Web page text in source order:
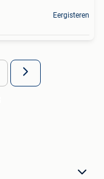
Eergisteren